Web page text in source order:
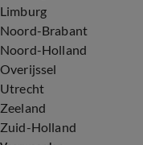
Limburg
Noord-Brabant
Noord-Holland
Overijssel
Utrecht
Zeeland
Zuid-Holland